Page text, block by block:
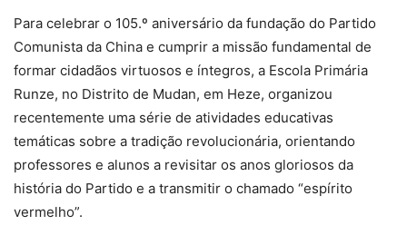
Para celebrar o 105.º aniversário da fundação do Partido
Comunista da China e cumprir a missão fundamental de
formar cidadãos virtuosos e íntegros, a Escola Primária
Runze, no Distrito de Mudan, em Heze, organizou
recentemente uma série de atividades educativas
temáticas sobre a tradição revolucionária, orientando
professores e alunos a revisitar os anos gloriosos da
história do Partido e a transmitir o chamado “espírito
vermelho”.